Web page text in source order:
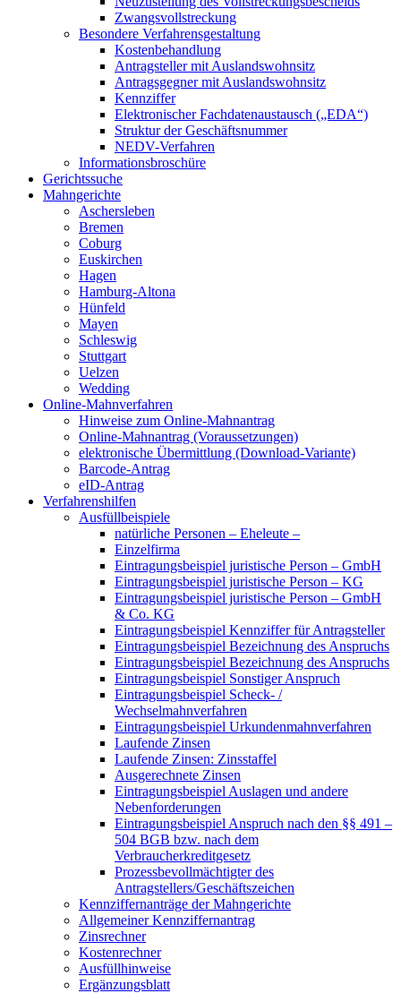
Zwangsvollstreckung
Besondere Verfahrensgestaltung
Kostenbehandlung
Antragsteller mit Auslandswohnsitz
Antragsgegner mit Auslandswohnsitz
Kennziffer
Elektronischer Fachdatenaustausch („EDA“)
Struktur der Geschäftsnummer
NEDV-Verfahren
Informationsbroschüre
Gerichtssuche
Mahngerichte
Aschersleben
Bremen
Coburg
Euskirchen
Hagen
Hamburg-Altona
Hünfeld
Mayen
Schleswig
Stuttgart
Uelzen
Wedding
Online-Mahnverfahren
Hinweise zum Online-Mahnantrag
Online-Mahnantrag (Voraussetzungen)
elektronische Übermittlung (Download-Variante)
Barcode-Antrag
eID-Antrag
Verfahrenshilfen
Ausfüllbeispiele
natürliche Personen – Eheleute –
Einzelfirma
Eintragungsbeispiel juristische Person – GmbH
Eintragungsbeispiel juristische Person – KG
Eintragungsbeispiel juristische Person – GmbH
& Co. KG
Eintragungsbeispiel Kennziffer für Antragsteller
Eintragungsbeispiel Bezeichnung des Anspruchs
Eintragungsbeispiel Bezeichnung des Anspruchs
Eintragungsbeispiel Sonstiger Anspruch
Eintragungsbeispiel Scheck- /
Wechselmahnverfahren
Eintragungsbeispiel Urkundenmahnverfahren
Laufende Zinsen
Laufende Zinsen: Zinsstaffel
Ausgerechnete Zinsen
Eintragungsbeispiel Auslagen und andere
Nebenforderungen
Eintragungsbeispiel Anspruch nach den §§ 491 –
504 BGB bzw. nach dem
Verbraucherkreditgesetz
Prozessbevollmächtigter des
Antragstellers/Geschäftszeichen
Kennziffernanträge der Mahngerichte
Allgemeiner Kennziffernantrag
Zinsrechner
Kostenrechner
Ausfüllhinweise
Ergänzungsblatt